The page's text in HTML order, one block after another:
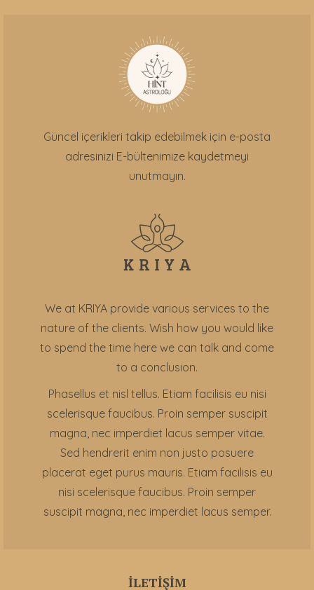
Güncel içerikleri takip edebilmek için e-posta
adresinizi E-bültenimize kaydetmeyi
unutmayın.
We at KRIYA provide various services to the
nature of the clients. Wish how you would like
to spend the time here we can talk and come
to a conclusion.
Phasellus et nisl tellus. Etiam facilisis eu nisi
scelerisque faucibus. Proin semper suscipit
magna, nec imperdiet lacus semper vitae.
Sed hendrerit enim non justo posuere
placerat eget purus mauris. Etiam facilisis eu
nisi scelerisque faucibus. Proin semper
suscipit magna, nec imperdiet lacus semper.
İLETİŞİM